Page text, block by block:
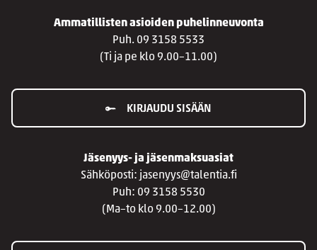
Ammatillisten asioiden puhelinneuvonta
Puh. 09 3158 5533
(Ti ja pe klo 9.00–11.00)
KIRJAUDU SISÄÄN
Jäsenyys- ja jäsenmaksuasiat
Sähköposti: jasenyys@talentia.fi
Puh: 09 3158 5530
(Ma–to klo 9.00–12.00)